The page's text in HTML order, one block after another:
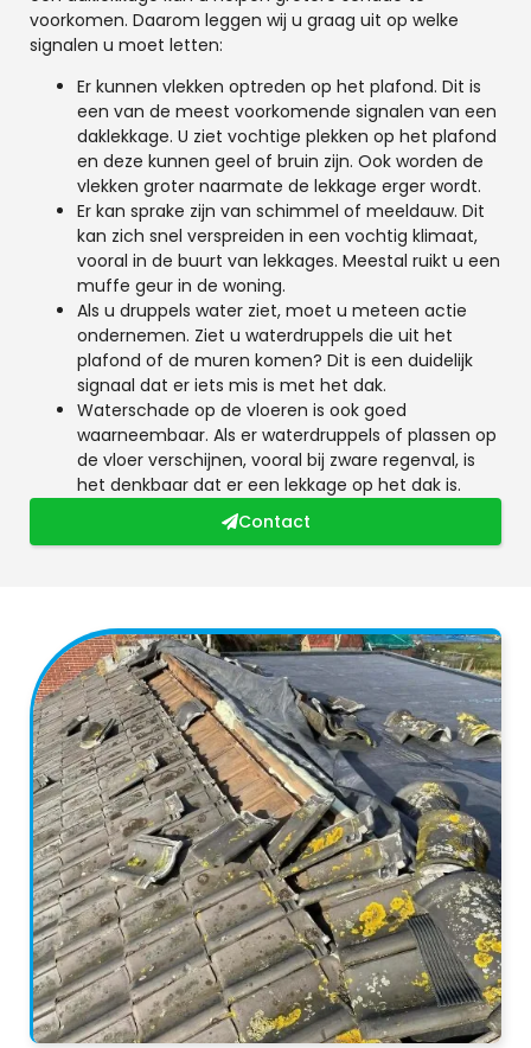
voorkomen. Daarom leggen wij u graag uit op welke
signalen u moet letten:
Er kunnen vlekken optreden op het plafond. Dit is
een van de meest voorkomende signalen van een
daklekkage. U ziet vochtige plekken op het plafond
en deze kunnen geel of bruin zijn. Ook worden de
vlekken groter naarmate de lekkage erger wordt.
Er kan sprake zijn van schimmel of meeldauw. Dit
kan zich snel verspreiden in een vochtig klimaat,
vooral in de buurt van lekkages. Meestal ruikt u een
muffe geur in de woning.
Als u druppels water ziet, moet u meteen actie
ondernemen. Ziet u waterdruppels die uit het
plafond of de muren komen? Dit is een duidelijk
signaal dat er iets mis is met het dak.
Waterschade op de vloeren is ook goed
waarneembaar. Als er waterdruppels of plassen op
de vloer verschijnen, vooral bij zware regenval, is
het denkbaar dat er een lekkage op het dak is.
Contact